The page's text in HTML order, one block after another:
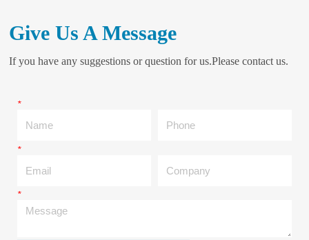
Give Us A Message
If you have any suggestions or question for us.Please contact us.
*Name
*Email
*Message